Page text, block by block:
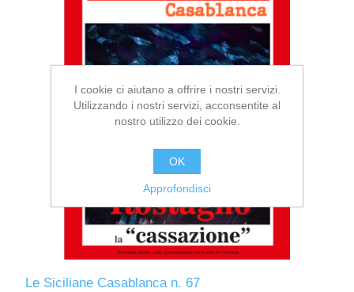
Le Siciliane Casablanca n. 67
I cookie ci aiutano a offrire i nostri servizi.
Utilizzando i nostri servizi, acconsentite al
nostro utilizzo dei cookie.
OK
Approfondisci